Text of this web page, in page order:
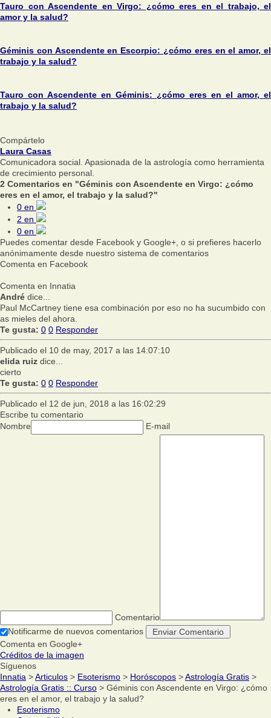
Tauro con Ascendente en Virgo: ¿cómo eres en el trabajo, el
amor y la salud?
Géminis con Ascendente en Escorpio: ¿cómo eres en el amor, el
trabajo y la salud?
Tauro con Ascendente en Géminis: ¿cómo eres en el amor, el
trabajo y la salud?
Compártelo
Laura Casas
Comunicadora social. Apasionada de la astrología como herramienta
de crecimiento personal.
2 Comentarios en "Géminis con Ascendente en Virgo: ¿cómo
eres en el amor, el trabajo y la salud?"
0 en
2 en
0 en
Puedes comentar desde Facebook y Google+, o si prefieres hacerlo
anónimamente desde nuestro sistema de comentarios
Comenta en Facebook
Comenta en Innatia
André dice...
Paul McCartney tiene esa combinación por eso no ha sucumbido con
as mieles del ahora.
Te gusta: 0 0 Responder
Publicado el 10 de may, 2017 a las 14:07:10
elida ruiz dice...
cierto
Te gusta: 0 0 Responder
Publicado el 12 de jun, 2018 a las 16:02:29
Escribe tu comentario
Nombre
E-mail
Comentario
Notificarme de nuevos comentarios
Comenta en Google+
Créditos de la imagen
Síguenos
Innatia >Articulos > Esoterismo > Horóscopos >Astrología Gratis >
Astrología Gratis :: Curso > Géminis con Ascendente en Virgo: ¿cómo
eres en el amor, el trabajo y la salud?
Esoterismo